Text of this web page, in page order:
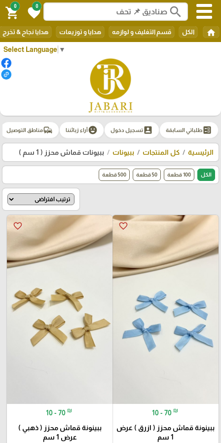
Select Language ▼
search
0
favorite
0
shopping_cart
home الكل قسم التغليف و لوازمه هدايا و توزيعات هدايا نجاح & تخرج
ballotطلباتي السابقة account_boxتسجيل دخول emoji_emotionsآراء زبائننا commuteمناطق التوصيل
الرئيسية كل المنتجات ببيونات ببيونات قماش محزز ( 1 سم )
الكل 100 قطعة 50 قطعة 500 قطعة
favorite_border
10 - 70 ₪
ببينونة قماش محزز ( ازرق ) عرض
1 سم
favorite_border
10 - 70 ₪
ببينونة قماش محزز ( ذهبي )
عرض 1 سم